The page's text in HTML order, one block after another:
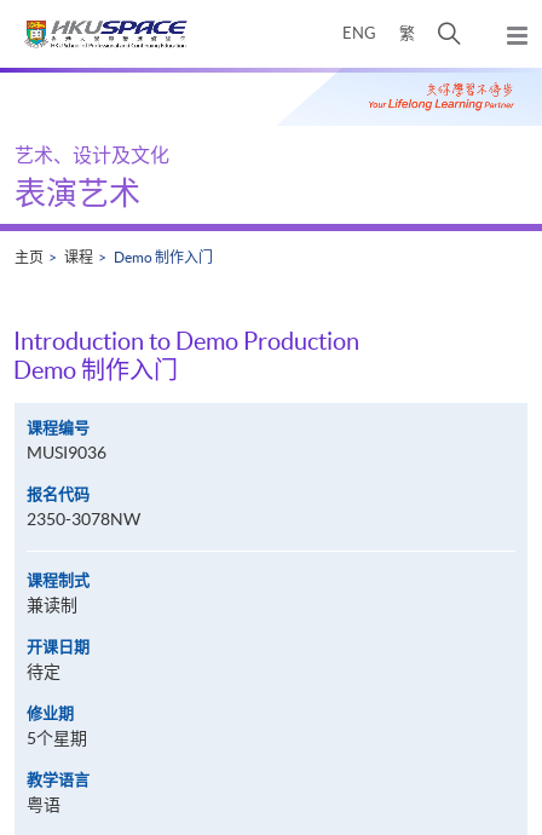
ENG 繁
开
搜
寻
弹
出
主
Main
艺术、设计及文化
表演艺术
主页 课程 Demo 制作入门
Introduction to Demo Production
Demo 制作入门
课程编号
MUSI9036
报名代码
2350-3078NW
课程制式
兼读制
开课日期
待定
修业期
5个星期
教学语言
粤语